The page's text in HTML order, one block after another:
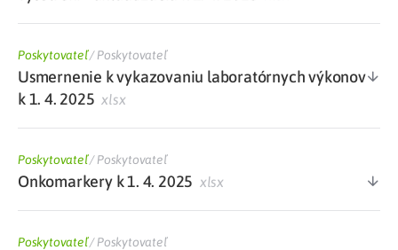
Poskytovateľ/Poskytovateľ
Usmernenie k vykazovaniu laboratórnych výkonov
k 1. 4. 2025 xlsx
Poskytovateľ/Poskytovateľ
Onkomarkery k 1. 4. 2025 xlsx
Poskytovateľ/Poskytovateľ